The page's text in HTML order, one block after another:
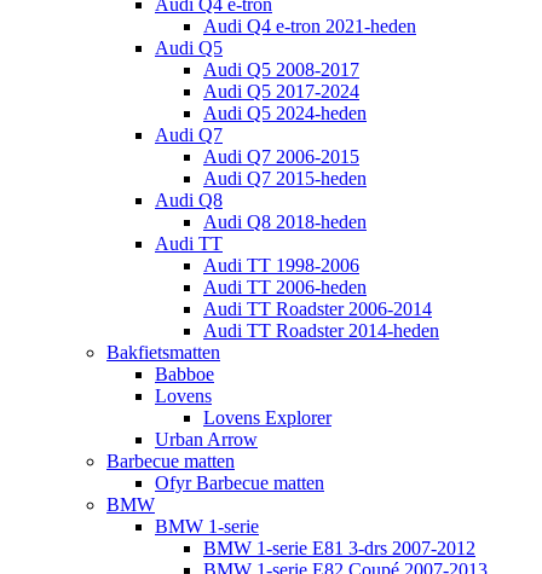
Audi Q4 e-tron
Audi Q4 e-tron 2021-heden
Audi Q5
Audi Q5 2008-2017
Audi Q5 2017-2024
Audi Q5 2024-heden
Audi Q7
Audi Q7 2006-2015
Audi Q7 2015-heden
Audi Q8
Audi Q8 2018-heden
Audi TT
Audi TT 1998-2006
Audi TT 2006-heden
Audi TT Roadster 2006-2014
Audi TT Roadster 2014-heden
Bakfietsmatten
Babboe
Lovens
Lovens Explorer
Urban Arrow
Barbecue matten
Ofyr Barbecue matten
BMW
BMW 1-serie
BMW 1-serie E81 3-drs 2007-2012